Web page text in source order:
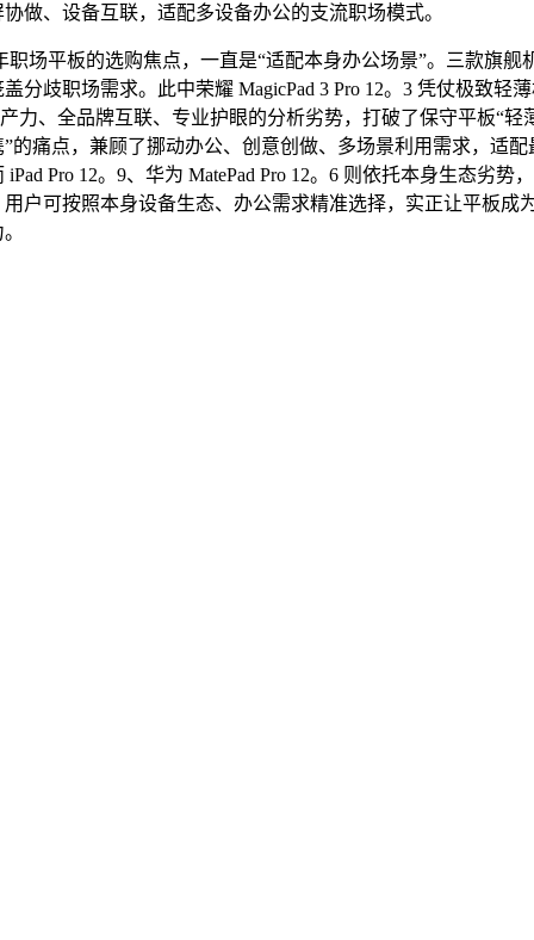
做、设备互联，适配多设备办公的支流职场模式。
平板的选购焦点，一直是“适配本身办公场景”。三款旗舰
分歧职场需求。此中荣耀 MagicPad 3 Pro 12。3 凭仗极致轻
力、全品牌互联、专业护眼的分析劣势，打破了保守平板“轻
的痛点，兼顾了挪动办公、创意创做、多场景利用需求，适配
iPad Pro 12。9、华为 MatePad Pro 12。6 则依托本身生态劣势
户可按照本身设备生态、办公需求精准选择，实正让平板成